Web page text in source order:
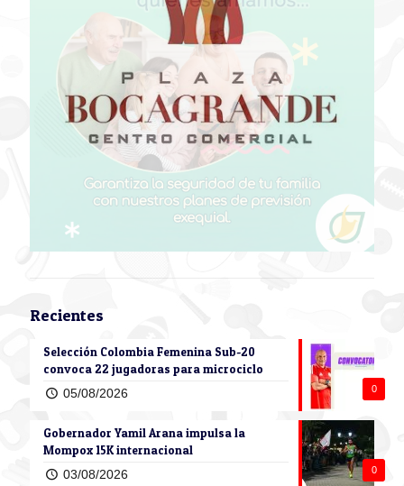
Recientes
0
Selección Colombia Femenina Sub-20
convoca 22 jugadoras para microciclo
05/08/2026
0
Gobernador Yamil Arana impulsa la
Mompox 15K internacional
03/08/2026